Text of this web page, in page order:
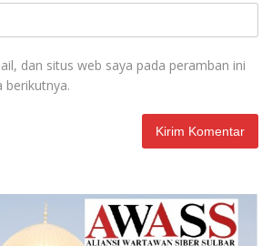
dan situs web saya pada peramban ini
berikutnya.